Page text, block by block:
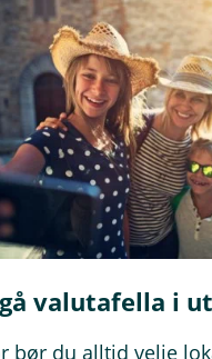
valutafella i
bør du alltid velje